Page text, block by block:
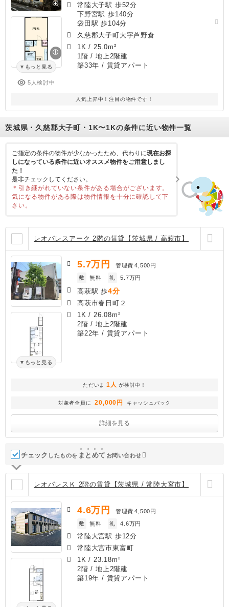
もっと見る
5人検討中
常陸大子駅 歩52分
下野宮駅 歩140分
袋田駅 歩104分
久慈郡大子町大字芦野倉
1K / 25.0m²
1階 / 地上2階建
築33年 / 賃貸アパート
人気上昇中！注目の物件です！
茨城県・久慈郡大子町・1K〜1Kの条件に近い物件一覧
ご指定の条件の物件が少なかったため、代わりに現在お探
しになっている条件に近いオススメ物件をご用意しまし
た！
是非チェックしてください。
＊引き継がれていない条件がある場合がございます。
気になる物件がある際は物件情報を十分に確認して下
さい。
レオパレスアーク 2階の賃貸【茨城県 / 高萩市】
もっと見る
5.7万円 管理費 4,500円
敷
無料 礼 5.7万円
高萩駅 歩4分
高萩市春日町２
1K / 26.08m²
2階 / 地上2階建
築22年 / 賃貸アパート
ただいま 1人 が検討中！
対象者全員に 20,000円 キャッシュバック
詳細を見る
チェック したものを ま と めて お問い合わせ
レオパレスＫ 2階の賃貸【茨城県 / 常陸大宮市】
4.6万円 管理費 4,500円
敷
無料 礼 4.6万円
常陸大宮駅 歩12分
常陸大宮市東富町
1K / 23.18m²
2階 / 地上2階建
築19年 / 賃貸アパート